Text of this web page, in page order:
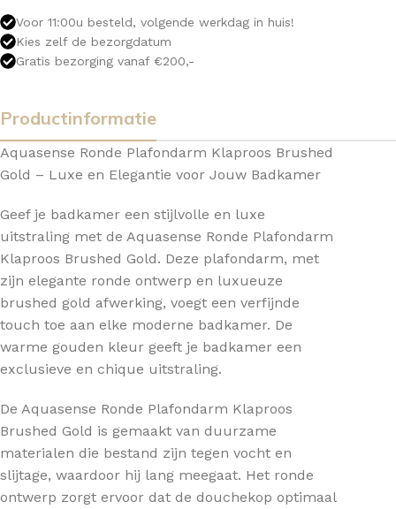
Voor 11:00u besteld, volgende werkdag in huis!
Kies zelf de bezorgdatum
Gratis bezorging vanaf €200,-
Productinformatie
Aquasense Ronde Plafondarm Klaproos Brushed
Gold – Luxe en Elegantie voor Jouw Badkamer
Geef je badkamer een stijlvolle en luxe
uitstraling met de Aquasense Ronde Plafondarm
Klaproos Brushed Gold. Deze plafondarm, met
zijn elegante ronde ontwerp en luxueuze
brushed gold afwerking, voegt een verfijnde
touch toe aan elke moderne badkamer. De
warme gouden kleur geeft je badkamer een
exclusieve en chique uitstraling.
De Aquasense Ronde Plafondarm Klaproos
Brushed Gold is gemaakt van duurzame
materialen die bestand zijn tegen vocht en
slijtage, waardoor hij lang meegaat. Het ronde
ontwerp zorgt ervoor dat de douchekop optimaal